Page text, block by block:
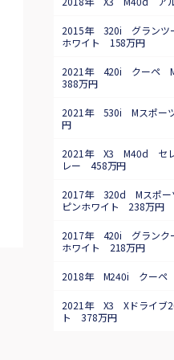
2015年 320i グランツ
ホワイト 158万円
2021年 420i クーペ
388万円
2021年 530i Mスポー
円
2021年 X3 M40d セレ
レー 458万円
2017年 320d Mスポー
ピンホワイト 238万円
2017年 420i グランク
ホワイト 218万円
2018年 M240i クーペ
2021年 X3 Xドライブ
ト 378万円